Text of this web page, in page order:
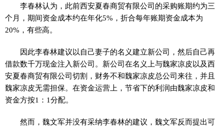
李春林认为，此前西安夏春商贸有限公司的采购账期约为三
个月，期间资金成本约在年化5%，折合每年账期资金成本为
20%，有些高。
因此李春林建议以自己妻子的名义建立新公司，然后自己再
借款数千万现金注入新公司。新公司在名义上与魏家凉皮以及西
安夏春商贸有限公司切割，财务不和魏家凉皮总公司来往，并且
魏家凉皮无需担保。在资金运营上，节省下的利润由魏家凉皮和
资金方按1：1分配。
然而，魏文军并没有采纳李春林的建议，魏文军反而提出可